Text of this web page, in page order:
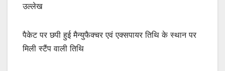
उल्लेख
पैकेट पर छपी हुई मैन्युफैक्चर एवं एक्सपायर तिथि के स्थान पर
मिली स्टैंप वाली तिथि